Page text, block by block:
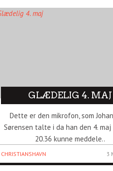
GLÆDELIG 4. MAJ
Dette er den mikrofon, som
Sørensen talte i da han den 4.
20.36 kunne meddele..
CHRISTIANSHAVN 3